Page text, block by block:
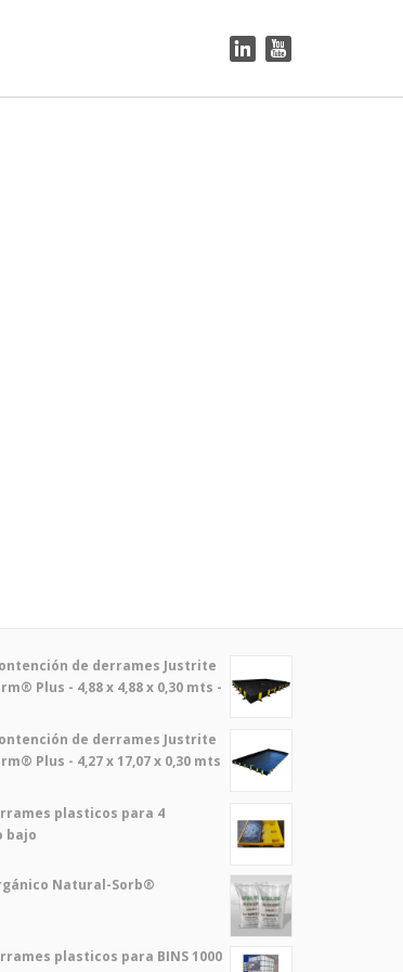
de derrames Justrite
Plus - 4,88 x 4,88 x 0,30 mts -
de derrames Justrite
Plus - 4,27 x 17,07 x 0,30 mts
plasticos para 4
bajo
Natural-Sorb®
plasticos para BINS 1000